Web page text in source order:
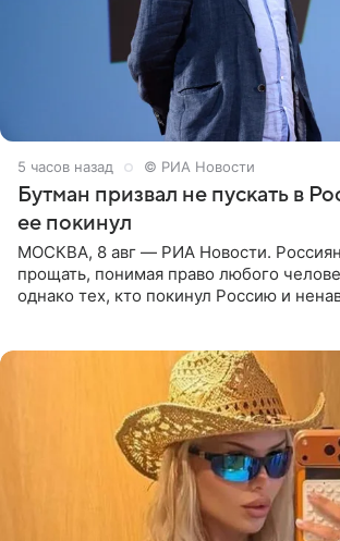
5 часов назад © РИА Новости
Бутман призвал не пускать в
ее покинул
МОСКВА, 8 авг — РИА Новости.
прощать, понимая право любого
однако тех, кто покинул Россию и